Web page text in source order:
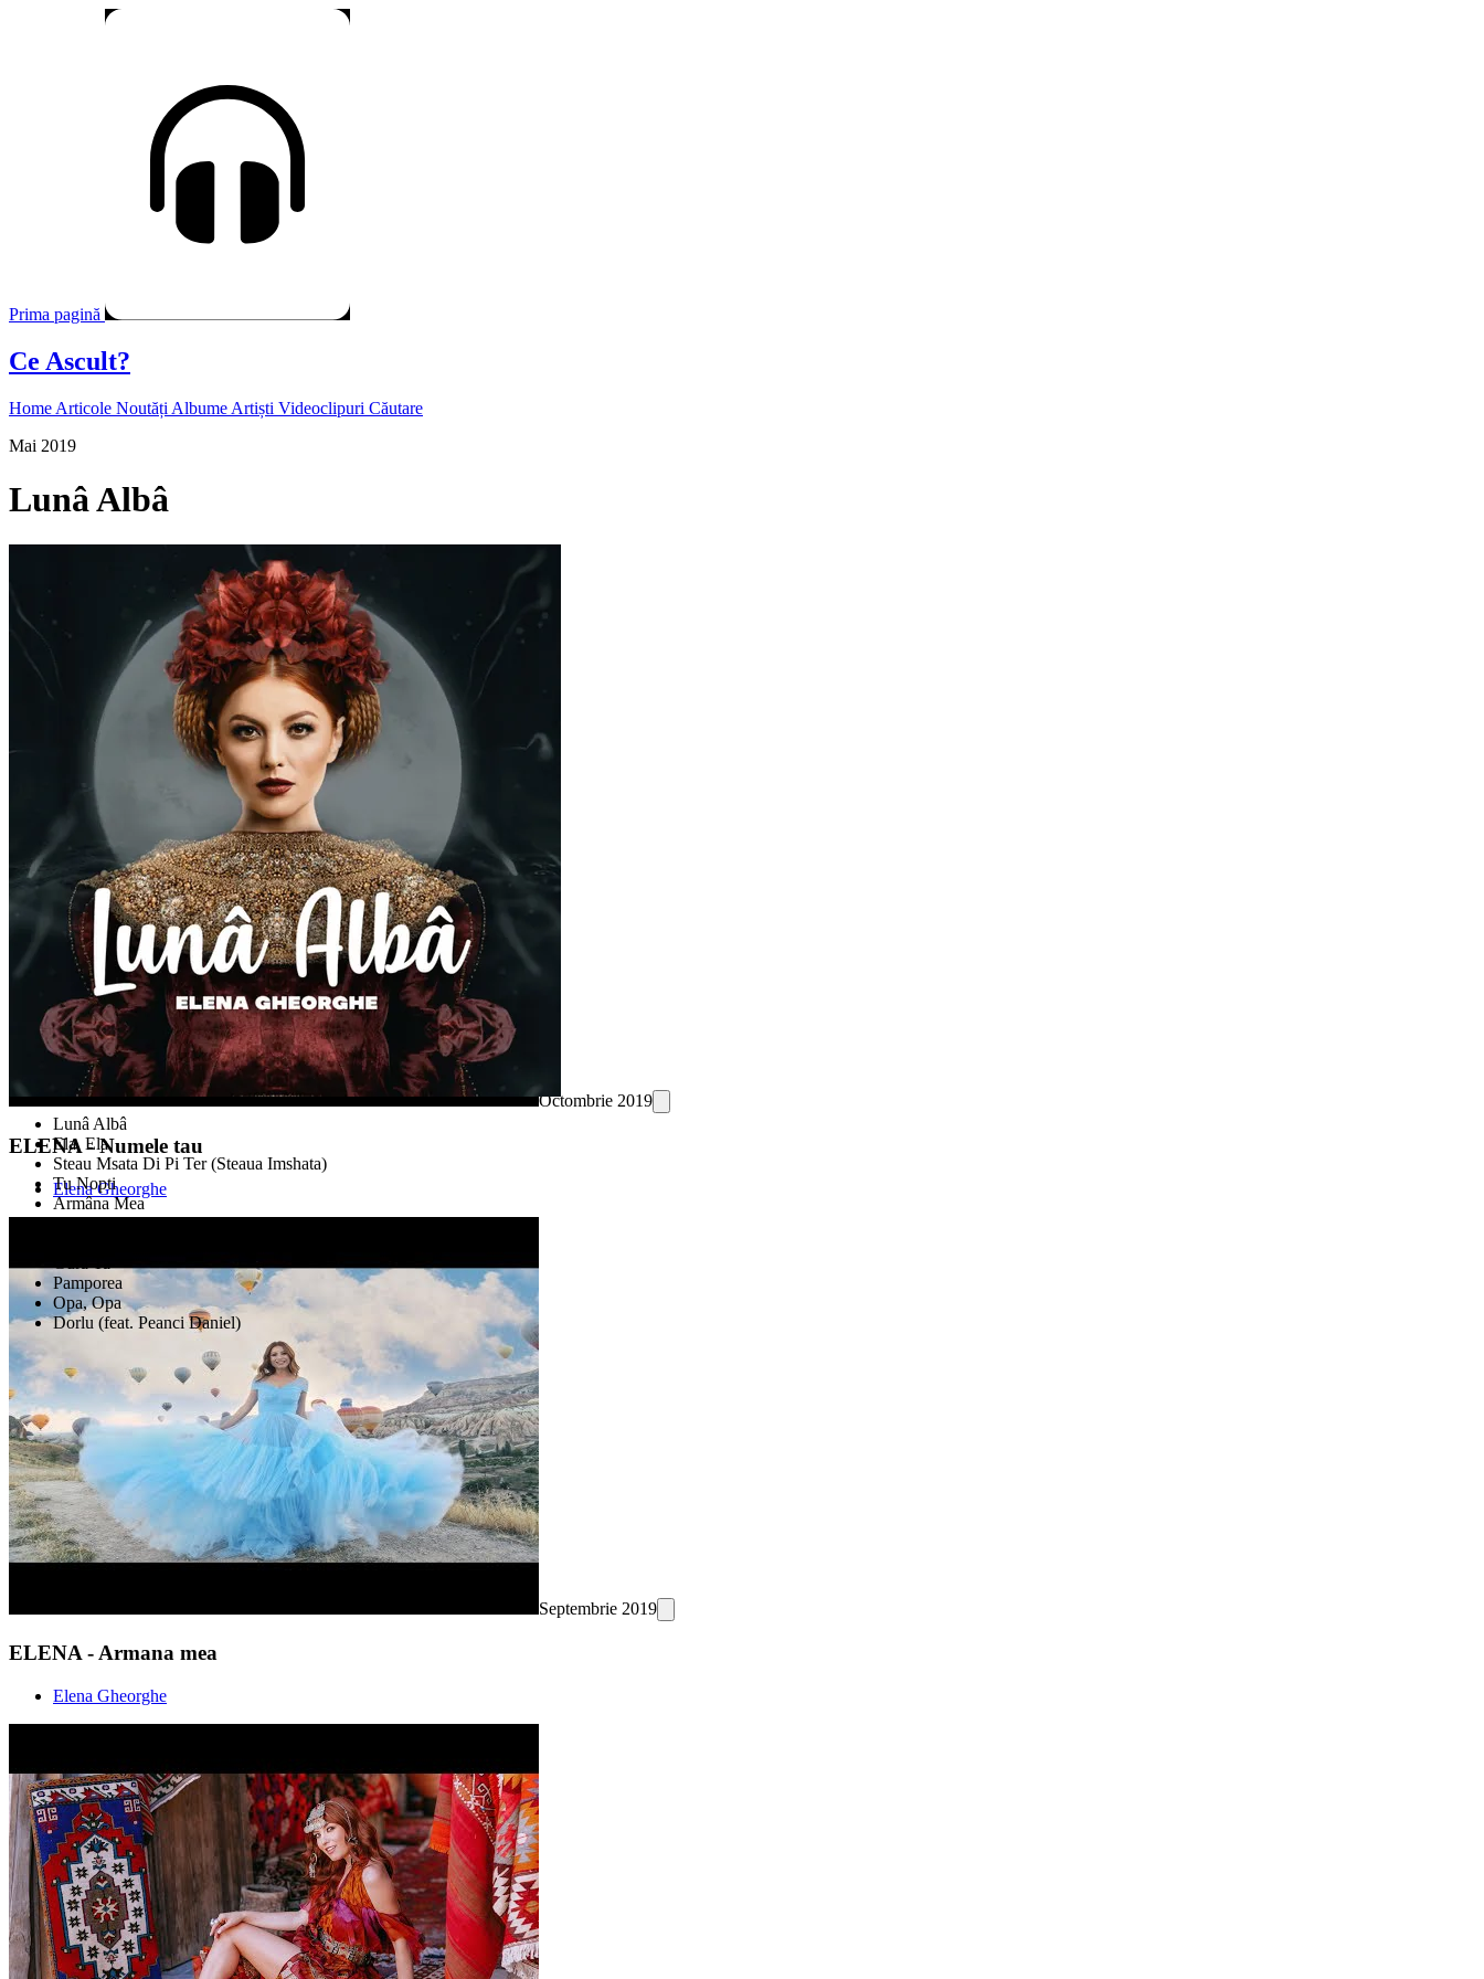
Prima pagină
Ce Ascult?
Home Articole Noutăți Albume Artiști Videoclipuri Căutare
Mai 2019
Lunâ Albâ
Lunâ Albâ
Ela, Ela
Steau Msata Di Pi Ter (Steaua Imshata)
Tu Nopti
Armâna Mea
Yina Aoa
Pamporea
Opa, Opa
Dorlu (feat. Peanci Daniel)
Elena Gheorghe
Videoclipuri
Octombrie 2019
ELENA - Numele tau
Elena Gheorghe
Septembrie 2019
ELENA - Armana mea
Elena Gheorghe